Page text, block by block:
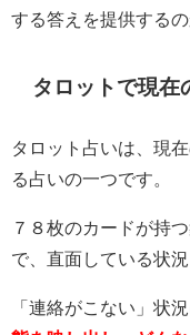
する答えを提供する
タロットで現在
タロット占いは、現
る占いの一つです。
７８枚のカードが持
で、直面している状
「連絡がこない」状